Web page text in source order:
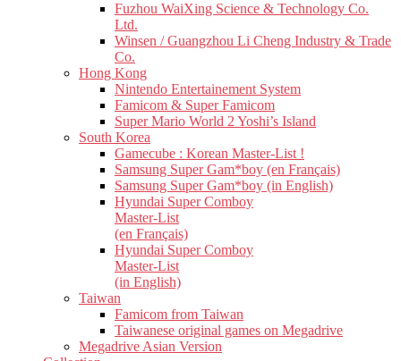
Fuzhou WaiXing Science & Technology Co.
Ltd.
Winsen / Guangzhou Li Cheng Industry & Trade
Co.
Hong Kong
Nintendo Entertainement System
Famicom & Super Famicom
Super Mario World 2 Yoshi’s Island
South Korea
Gamecube : Korean Master-List !
Samsung Super Gam*boy (en Français)
Samsung Super Gam*boy (in English)
Hyundai Super Comboy
Master-List
(en Français)
Hyundai Super Comboy
Master-List
(in English)
Taiwan
Famicom from Taiwan
Taiwanese original games on Megadrive
Megadrive Asian Version